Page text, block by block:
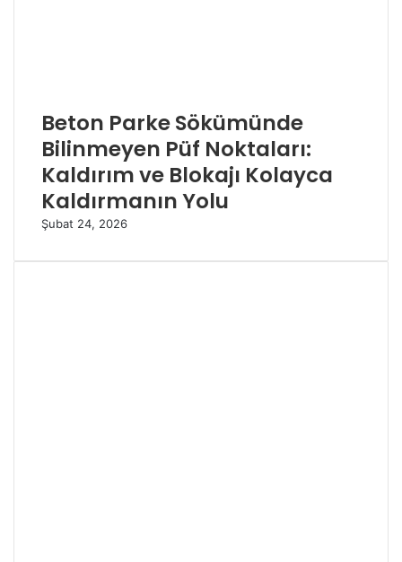
Beton Parke Sökümünde
Bilinmeyen Püf Noktaları:
Kaldırım ve Blokajı Kolayca
Kaldırmanın Yolu
Şubat 24, 2026